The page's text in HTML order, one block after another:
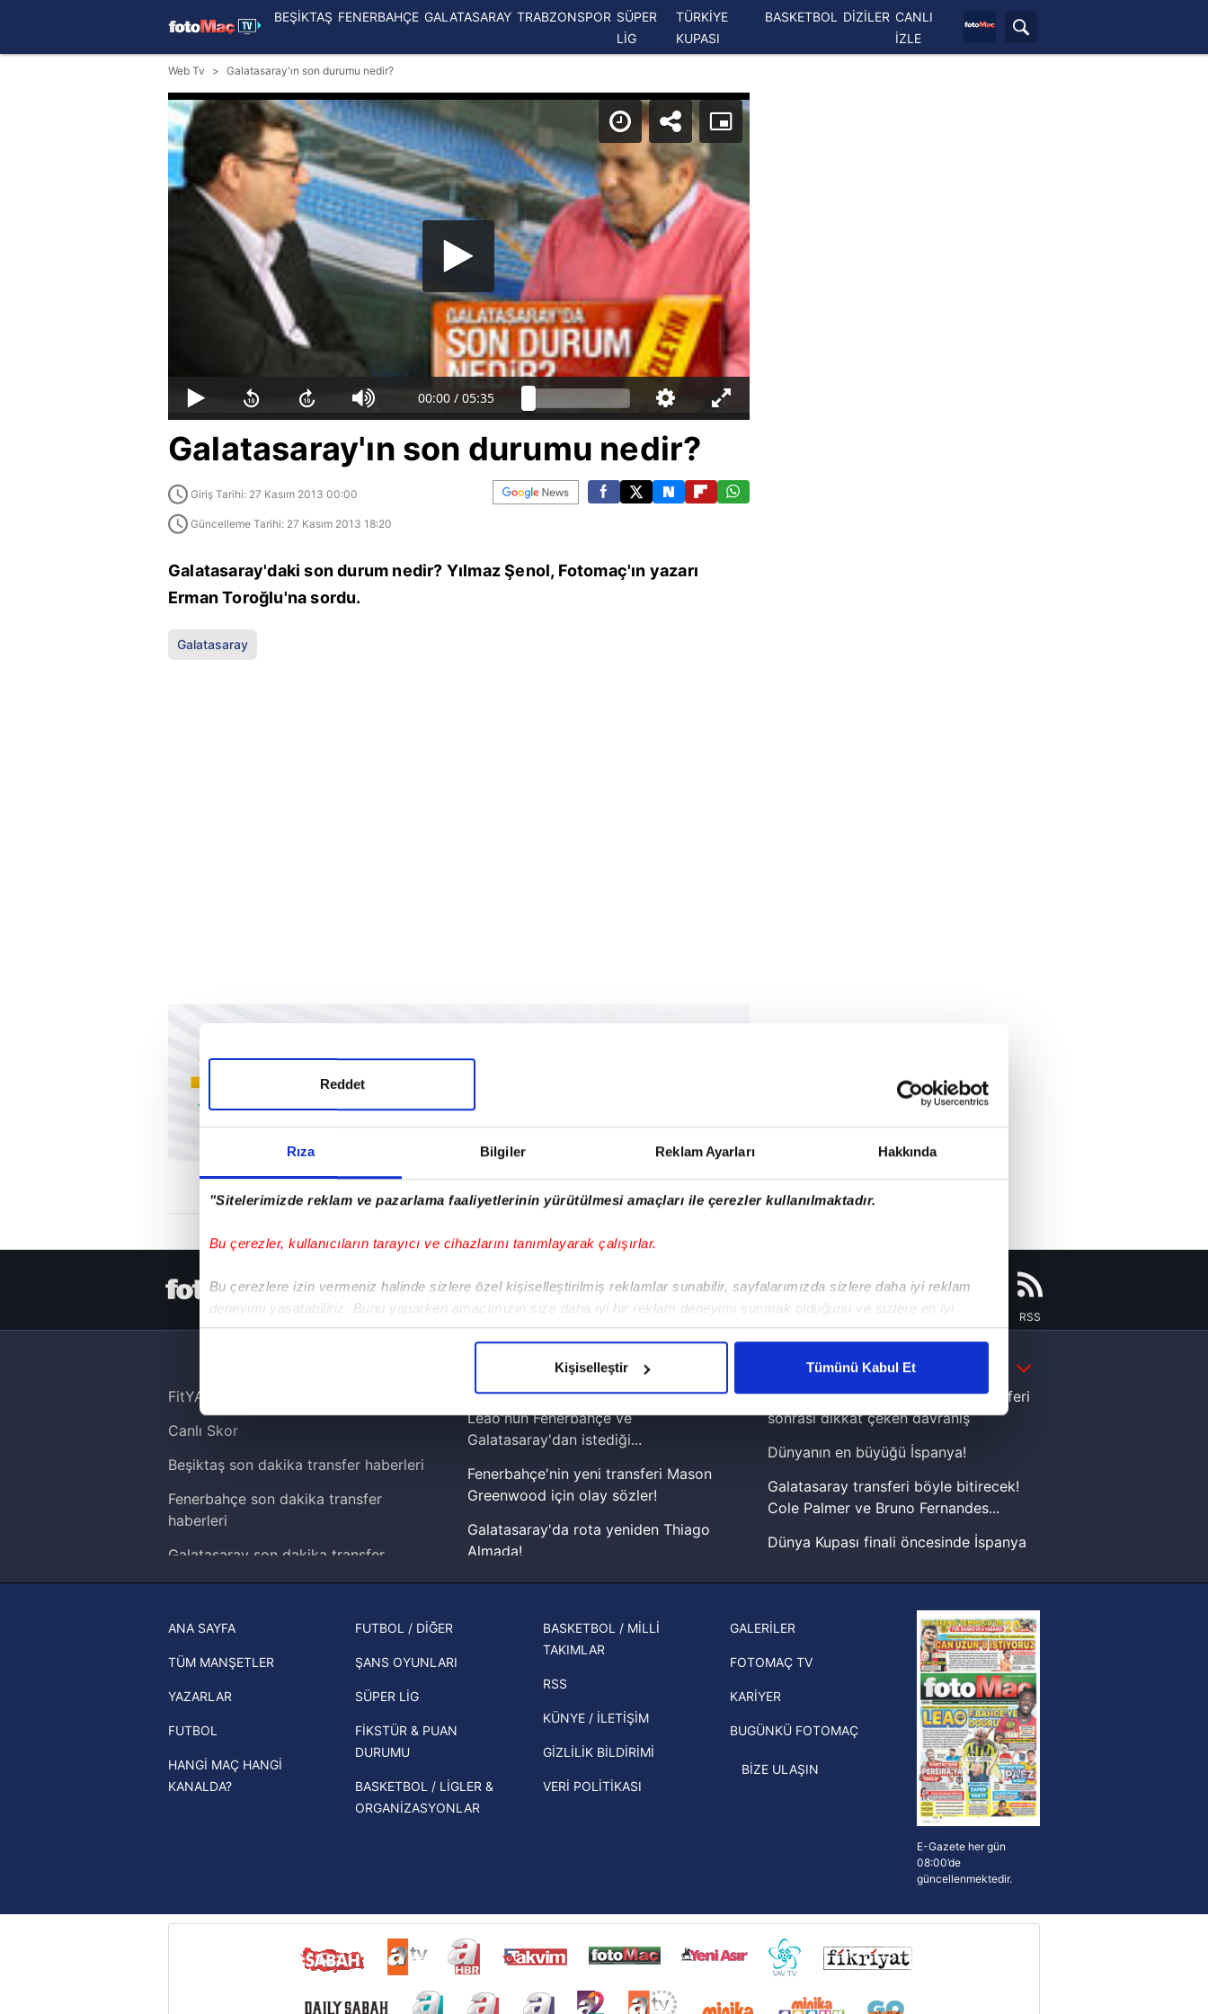
Rıza Bilgiler Reklam Ayarları Hakkında
"Sitelerimizde reklam ve pazarlama faaliyetlerinin yürütülmesi amaçları ile çerezler kullanılmaktadır.
Bu çerezler, kullanıcıların tarayıcı ve cihazlarını tanımlayarak çalışırlar.
Bu çerezlere izin vermeniz halinde sizlere özel kişiselleştirilmiş reklamlar sunabilir, sayfalarımızda sizlere daha iyi reklam
deneyimi yaşatabiliriz. Bunu yaparken amacımızın size daha iyi bir reklam deneyimi sunmak olduğunu ve sizlere en iyi
içerikleri sunabilmek adına elimizden gelen çabayı gösterdiğimizi ve bu noktada, reklamların maliyetlerimizi karşılamak
Her halükârda, kullanıcılar, bu çerezlere izin vermedikleri takdirde, kullanıcılara hedefli reklamlar gösterilmeyecektir."
Sizlere daha iyi bir hizmet sunabilmek için İnternet Sitemizde kendimize ve üçüncü kişilere ait çerezler kullanılmaktadır. Bu
çerezler vasıtasıyla çeşitli kişisel verileriniz işlenmekte olup gerekli olan çerezler bilgi toplumu hizmetlerinin sunulması
amacıyla kullanılmaktadır. Diğer çerezler, sitemizin daha işlevsel kılınması ve kişiselleştirilmesi ve sizlere yönelik
reklam/pazarlama faaliyetlerinin yapılması, amaçlarıyla sınırlı olarak açık rızanız dahilinde kullanılacaktır.
Çerezlere ilişkin tercihlerinizi aşağıda yer alan panel vasıtasıyla belirleyebilirsiniz. Çerezlere ilişkin detaylı bilgi için Ayarlar
6698 sayılı Kişisel Verilerin Korunması Kanunu uyarınca hazırlanmış Aydınlatma Metnimizi okumak ve sitemizde ilgili
mevzuata uygun olarak kullanılan çerezlerle ilgili bilgi almak için lütfentıklayınız
Reddet
Kişiselleştir Tümünü Kabul Et
BEŞİKTAŞ FENERBAHÇE GALATASARAY TRABZONSPOR SÜPER
LİG
TÜRKİYE
KUPASI
BASKETBOL DİZİLER CANLI
İZLE
Web Tv Galatasaray'ın son durumu nedir?
00:00 / 05:35
Galatasaray'ın son durumu nedir?
Giriş Tarihi: 27 Kasım 2013 00:00
Güncelleme Tarihi: 27 Kasım 2013 18:20
Galatasaray'daki son durum nedir? Yılmaz Şenol, Fotomaç'ın yazarı
Erman Toroğlu'na sordu.
Galatasaray
HER YERDE!
RSS
DAHA FAZLA
FitYAŞA
Canlı Skor
Beşiktaş son dakika transfer haberleri
Fenerbahçe son dakika transfer
haberleri
Galatasaray son dakika transfer
haberleri
Trendyol Süper Lig haberleri
Ziraat Türkiye Kupası haberleri
UEFA Şampiyonlar Ligi haberleri
UEFA Avrupa Ligi haberleri
UEFA Konferans Ligi haberleri
Treansferde son dakika! Rafael
Leao'nun Fenerbahçe ve
Galatasaray'dan istediği...
Fenerbahçe'nin yeni transferi Mason
Greenwood için olay sözler!
Galatasaray'da rota yeniden Thiago
Almada!
Fenerbahçe'nin Şampiyonlar Ligi'nde
Zabrze'yi elerlerse...
basından gündem olan manşetler!
Beşiktaş'ın UEFA Avrupa Ligi'nde 3. Ön
Lamine Yamal'dan Dünya Kupası zaferi
sonrası dikkat çeken davranış
Dünyanın en büyüğü İspanya!
Galatasaray transferi böyle bitirecek!
Cole Palmer ve Bruno Fernandes...
Dünya Kupası finali öncesinde İspanya
şampiyonluk yüzüğü verilecek
Hernan Crespo, Meksika Ligi
ekiplerinden Atlas'ın yeni teknik
direktörü oldu
ANA SAYFA
TÜM MANŞETLER
YAZARLAR
FUTBOL
HANGİ MAÇ HANGİ
KANALDA?
FUTBOL / DİĞER
ŞANS OYUNLARI
SÜPER LİG
FİKSTÜR & PUAN
DURUMU
BASKETBOL / LİGLER &
ORGANİZASYONLAR
BASKETBOL / MİLLİ
TAKIMLAR
RSS
KÜNYE / İLETİŞİM
GİZLİLİK BİLDİRİMİ
VERİ POLİTİKASI
GALERİLER
FOTOMAÇ TV
KARİYER
BUGÜNKÜ FOTOMAÇ
BİZE ULAŞIN
E-Gazete her gün
08:00’de
güncellenmektedir.